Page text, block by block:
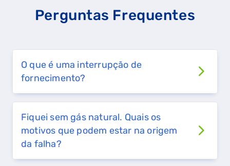
Perguntas Frequentes
O que é uma interrupção de
fornecimento?
Fiquei sem gás natural. Quais os
motivos que podem estar na origem
da falha?
QUERO TER GÁS NATURAL
GASES RENOVÁVEIS
SIMULADOR DE POUPANÇA
FALHA DE GÁS